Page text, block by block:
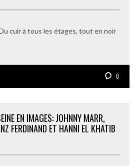
cuir à tous les étages, tout en noir
0
EN IMAGES: JOHNNY MARR,
FERDINAND ET HANNI EL KHATIB